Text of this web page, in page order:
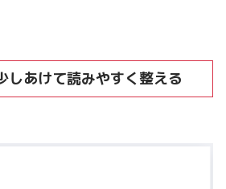
しあけて読みやすく整える